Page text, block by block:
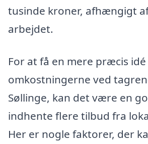
tusinde kroner, afhængigt
arbejdet.
For at få en mere præcis
omkostningerne ved
Søllinge, kan det være en
indhente flere tilbud fra
Her er nogle faktorer, der